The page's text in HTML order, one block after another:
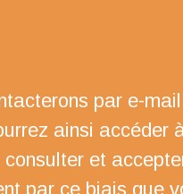
par e-
ainsi accéder
et
par ce biais que